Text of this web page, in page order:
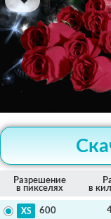
Разрешение
в пикселях
в
600